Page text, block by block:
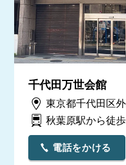
千代田万世会館
東京都千代田区
秋葉原駅から徒
電話をかける